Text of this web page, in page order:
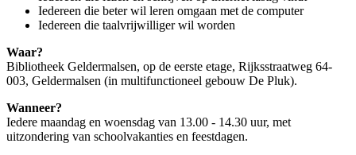
Iedereen die beter wil leren omgaan met de computer
Iedereen die taalvrijwilliger wil worden
Waar?
Bibliotheek Geldermalsen, op de eerste etage, Rijksstraatweg 64-
003, Geldermalsen (in multifunctioneel gebouw De Pluk).
Wanneer?
Iedere maandag en woensdag van 13.00 - 14.30 uur, met
uitzondering van schoolvakanties en feestdagen.